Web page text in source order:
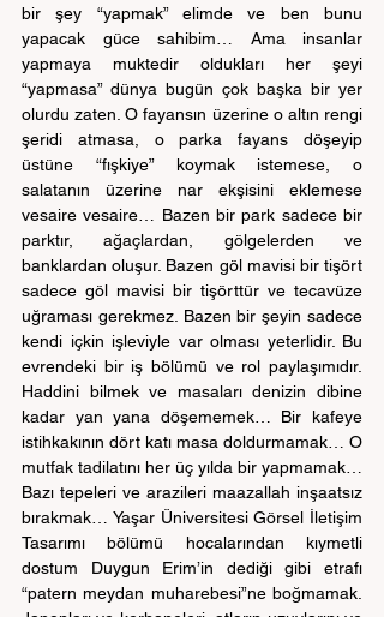
bir şey “yapmak” elimde ve ben bunu
yapacak güce sahibim… Ama insanlar
yapmaya muktedir oldukları her şeyi
“yapmasa” dünya bugün çok başka bir yer
olurdu zaten. O fayansın üzerine o altın rengi
şeridi atmasa, o parka fayans döşeyip
üstüne “fışkiye” koymak istemese, o
salatanın üzerine nar ekşisini eklemese
vesaire vesaire… Bazen bir park sadece bir
parktır, ağaçlardan, gölgelerden ve
banklardan oluşur. Bazen göl mavisi bir tişört
sadece göl mavisi bir tişörttür ve tecavüze
uğraması gerekmez. Bazen bir şeyin sadece
kendi içkin işleviyle var olması yeterlidir. Bu
evrendeki bir iş bölümü ve rol paylaşımıdır.
Haddini bilmek ve masaları denizin dibine
kadar yan yana döşememek… Bir kafeye
istihkakının dört katı masa doldurmamak… O
mutfak tadilatını her üç yılda bir yapmamak…
Bazı tepeleri ve arazileri maazallah inşaatsız
bırakmak… Yaşar Üniversitesi Görsel İletişim
Tasarımı bölümü hocalarından kıymetli
dostum Duygun Erim’in dediği gibi etrafı
“patern meydan muharebesi”ne boğmamak.